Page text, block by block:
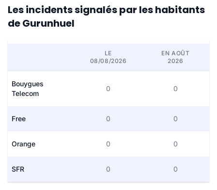
Les incidents signalés par les habitants
de Gurunhuel
LE
08/08/2026
EN AOÛT
2026
Bouygues
Telecom
0 0
Free 0 0
Orange 0 0
SFR 0 0